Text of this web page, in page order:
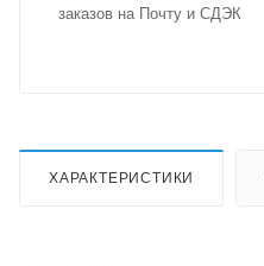
заказов на Почту и СДЭК
ХАРАКТЕРИСТИКИ